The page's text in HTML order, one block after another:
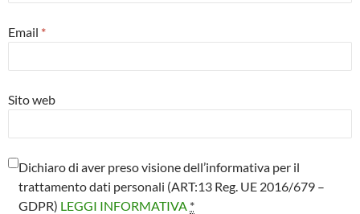
Email *
Sito web
Dichiaro di aver preso visione dell’informativa per il
trattamento dati personali (ART:13 Reg. UE 2016/679 –
GDPR) LEGGI INFORMATIVA *